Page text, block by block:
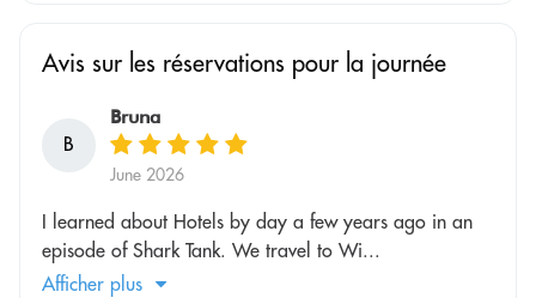
Avis sur les réservations pour la journée
B
Bruna
June 2026
I learned about Hotels by day a few years ago in an
episode of Shark Tank. We travel to Wi...
Afficher plus